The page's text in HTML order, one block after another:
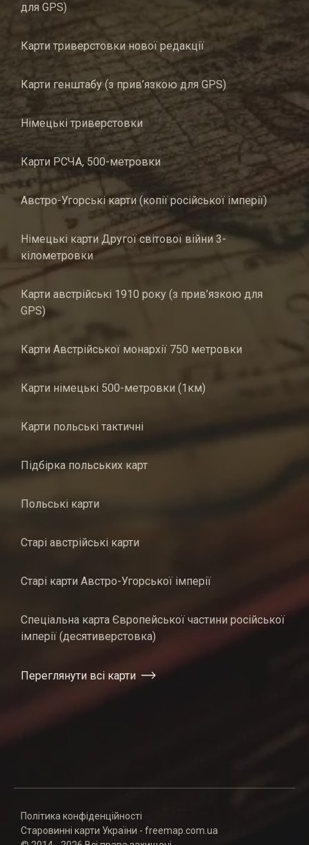
для GPS)
Карти триверстовки нової редакції
Карти генштабу (з прив’язкою для GPS)
Німецькі триверстовки
Карти РСЧА, 500-метровки
Австро-Угорські карти (копії російської імперії)
Німецькі карти Другої світової війни 3-
кілометровки
Карти австрійські 1910 року (з прив’язкою для
GPS)
Карти Австрійської монархії 750 метровки
Карти німецькі 500-метровки (1км)
Карти польські тактичні
Підбірка польських карт
Польські карти
Старі австрійські карти
Старі карти Австро-Угорської імперії
Спеціальна карта Європейської частини російської
імперії (десятиверстовка)
Переглянути всі карти
Політика конфіденційності
Старовинні карти України - freemap.com.ua